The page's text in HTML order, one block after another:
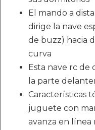
El mando a
dirige la nave
de buzz) hacia
curva
Esta nave rc de
la parte
Características
juguete con
avanza en línea